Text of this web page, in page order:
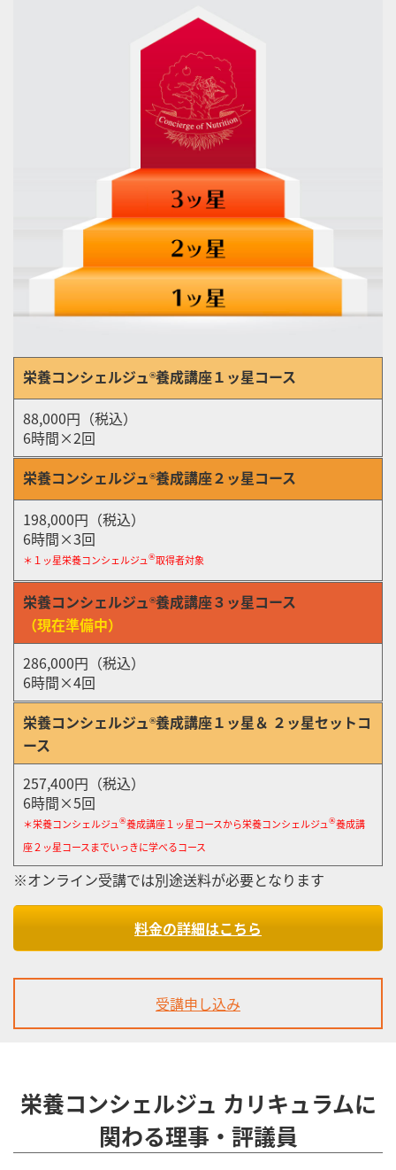
栄養コンシェルジュ ®︎養成講座１ッ星コース
88,000円（税込）
6時間×2回
栄養コンシェルジュ ®︎養成講座２ッ星コース
198,000円（税込）
6時間×3回
＊１ッ星栄養コンシェルジュ ®︎取得者対象
栄養コンシェルジュ ®︎養成講座３ッ星コース
（現在準備中）
286,000円（税込）
6時間×4回
栄養コンシェルジュ ®︎養成講座１ッ星＆ ２ッ星セットコ
ース
257,400円（税込）
6時間×5回
＊栄養コンシェルジュ ®︎養成講座１ッ星コースから栄養コンシェルジュ ®︎養成講
座２ッ星コースまでいっきに学べるコース
※オンライン受講では別途送料が必要となります
料金の詳細はこちら
受講申し込み
栄養コンシェルジュ カリキュラムに
関わる理事・評議員